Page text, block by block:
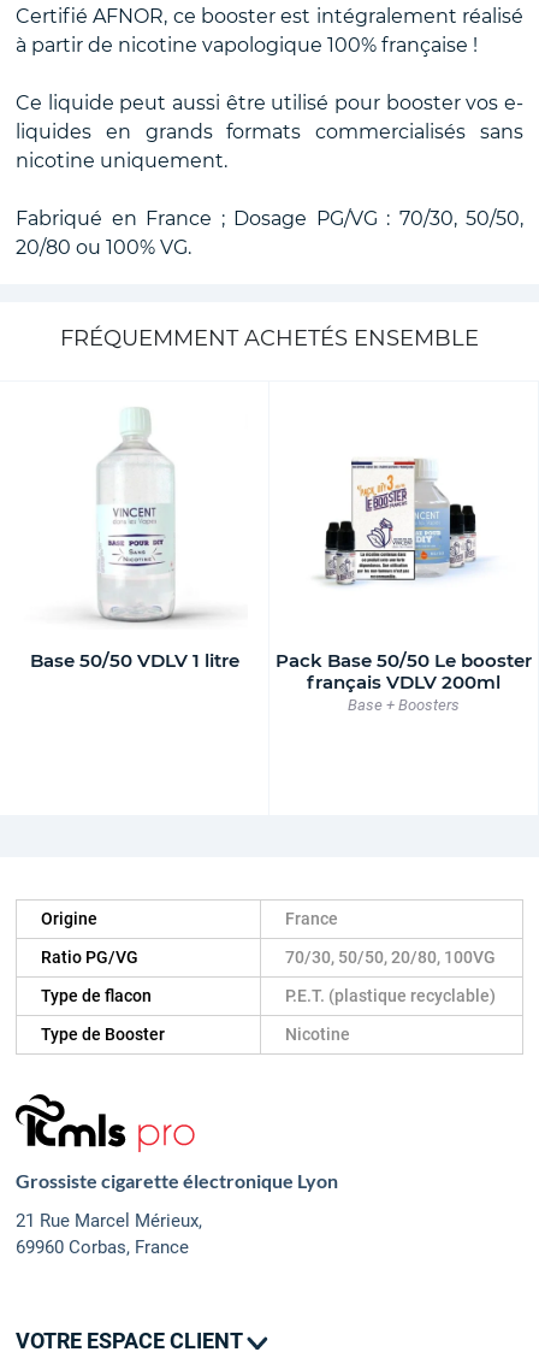
Certifié AFNOR, ce booster est intégralement réalisé
à partir de nicotine vapologique 100% française !
Ce liquide peut aussi être utilisé pour booster vos e-
liquides en grands formats commercialisés sans
nicotine uniquement.
Fabriqué en France ; Dosage PG/VG : 70/30, 50/50,
20/80 ou 100% VG.
FRÉQUEMMENT ACHETÉS ENSEMBLE
Base 50/50 VDLV 1 litre
Pack Base 50/50 Le booster
français VDLV 200ml
Base + Boosters
Origine
France
Ratio PG/VG
70/30, 50/50, 20/80, 100VG
Type de flacon
P.E.T. (plastique recyclable)
Type de Booster
Nicotine
Grossiste cigarette électronique Lyon
21 Rue Marcel Mérieux,
69960 Corbas, France
VOTRE ESPACE CLIENT